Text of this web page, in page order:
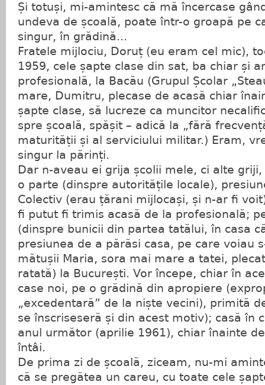
Și totuși, mi-amintesc că mă încercase
undeva de școală, poate într-o groapă pe
singur, în grădină...
Fratele mijlociu, Doruț (eu eram cel mic),
1959, cele șapte clase din sat, ba chiar și
profesională, la Bacău (Grupul Școlar
mare, Dumitru, plecase de acasă chiar
șapte clase, să lucreze ca muncitor
spre școală, spășit – adică la „fără
maturității și al serviciului militar.) Eram,
singur la părinți.
Dar n-aveau ei grija școlii mele, ci alte
o parte (dinspre autoritățile locale),
Colectiv (erau țărani mijlocași, și n-ar fi
fi putut fi trimis acasă de la profesională;
(dinspre bunicii din partea tatălui, în casa
presiunea de a părăsi casa, pe care voiau
mătușii Maria, sora mai mare a tatei,
ratată) la București. Vor începe, chiar în
case noi, pe o grădină din apropiere
„excedentară” de la niște vecini), primită
se înscriseseră și din acest motiv); casă în
anul următor (aprilie 1961), chiar înainte
întâi.
De prima zi de școală, ziceam, nu-mi
că se pregătea un careu, cu toate cele